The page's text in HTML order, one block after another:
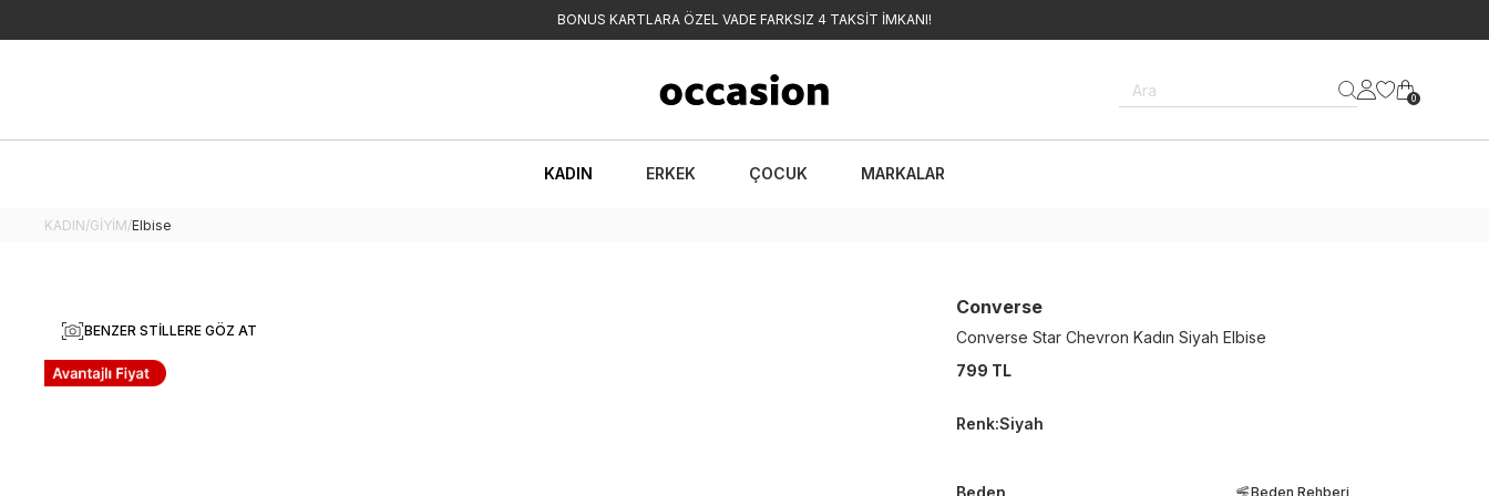
BONUS KARTLARA ÖZEL VADE FARKSIZ 4 TAKSİT İMKANI!
Ara 0
KADIN ERKEK ÇOCUK MARKALAR
KADIN/GİYİM/Elbise
BENZER STILLERE GÖZ AT
Converse
Converse Star Chevron Kadın Siyah Elbise
799 TL
Renk:Siyah
Beden Beden Rehberi